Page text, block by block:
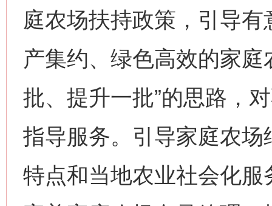
庭农场扶持政策，引导
产集约、绿色高效的家
批、提升一批”的思路，
指导服务。引导家庭农
特点和当地农业社会化